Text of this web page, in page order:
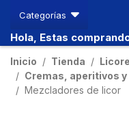
Categorías
Hola, Estas
Inicio Tienda
Cremas, aperitivos
Mezcladores de licor